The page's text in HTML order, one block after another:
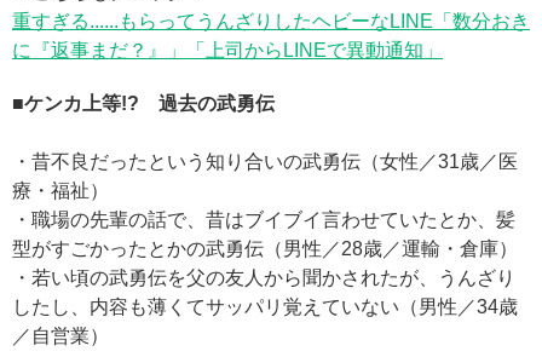
重すぎる......もらってうんざりしたヘビーなLINE「数分おき
に『返事まだ？』」「上司からLINEで異動通知」
■ケンカ上等!? 過去の武勇伝
・昔不良だったという知り合いの武勇伝（女性／31歳／医
療・福祉）
・職場の先輩の話で、昔はブイブイ言わせていたとか、髪
型がすごかったとかの武勇伝（男性／28歳／運輸・倉庫）
・若い頃の武勇伝を父の友人から聞かされたが、うんざり
したし、内容も薄くてサッパリ覚えていない（男性／34歳
／自営業）